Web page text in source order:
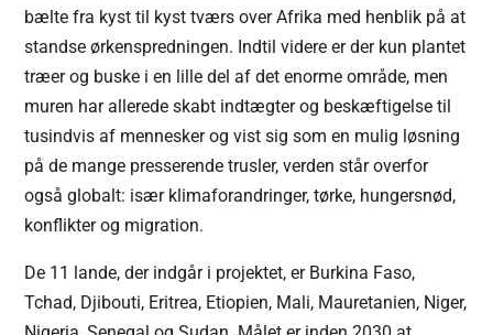
bælte fra kyst til kyst tværs over Afrika med henblik på at
standse ørkenspredningen. Indtil videre er der kun plantet
træer og buske i en lille del af det enorme område, men
muren har allerede skabt indtægter og beskæftigelse til
tusindvis af mennesker og vist sig som en mulig løsning
på de mange presserende trusler, verden står overfor
også globalt: især klimaforandringer, tørke, hungersnød,
konflikter og migration.
De 11 lande, der indgår i projektet, er Burkina Faso,
Tchad, Djibouti, Eritrea, Etiopien, Mali, Mauretanien, Niger,